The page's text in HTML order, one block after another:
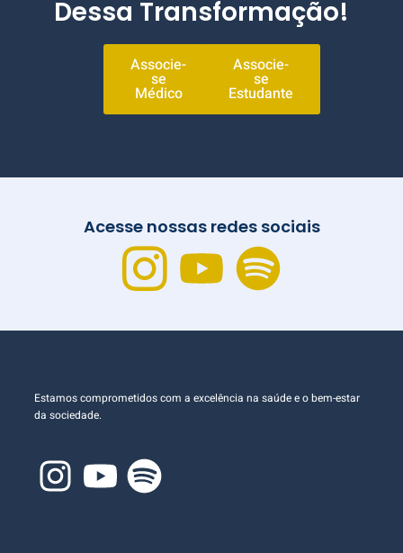
Dessa Transformação!
Associe-
se
Médico
Associe-
se
Estudante
Acesse nossas redes sociais
Estamos comprometidos com a excelência na saúde e o bem-estar
da sociedade.